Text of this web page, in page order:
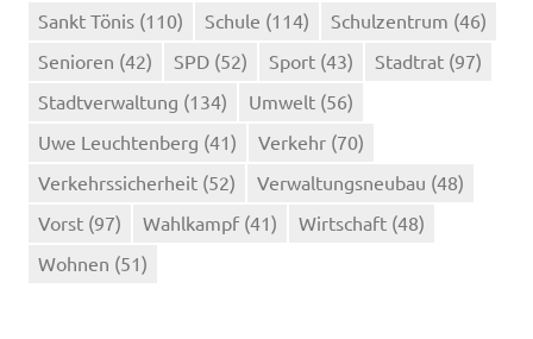
Sankt Tönis (110) Schule (114) Schulzentrum (46)
Senioren (42) SPD (52) Sport (43) Stadtrat (97)
Stadtverwaltung (134) Umwelt (56)
Uwe Leuchtenberg (41) Verkehr (70)
Verkehrssicherheit (52) Verwaltungsneubau (48)
Vorst (97) Wahlkampf (41) Wirtschaft (48)
Wohnen (51)